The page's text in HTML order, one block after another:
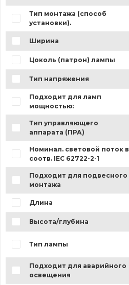
Тип монтажа (способ
установки).
Ширина
Цоколь (патрон) лампы
Тип напряжения
Подходит для ламп
мощностью:
Тип управляющего
аппарата (ПРА)
Номинал. световой поток в
соотв. IEC 62722-2-1
Подходит для подвесного
монтажа
Длина
Высота/глубина
Тип лампы
Подходит для аварийного
освещения